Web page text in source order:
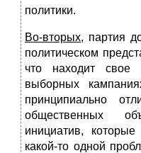
политики.
Во-вторых, партия
политическом
что находит
выборных
принципиально
общественных
инициатив,
какой-то одной